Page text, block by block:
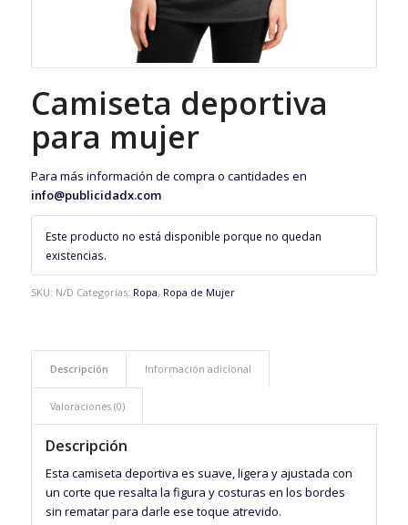
Camiseta deportiva
para mujer
Para más información de compra o cantidades en
info@publicidadx.com
Este producto no está disponible porque no quedan
existencias.
SKU: N/D Categorías: Ropa, Ropa de Mujer
Descripción Información adicional
Valoraciones (0)
Descripción
Esta camiseta deportiva es suave, ligera y ajustada con
un corte que resalta la figura y costuras en los bordes
sin rematar para darle ese toque atrevido.